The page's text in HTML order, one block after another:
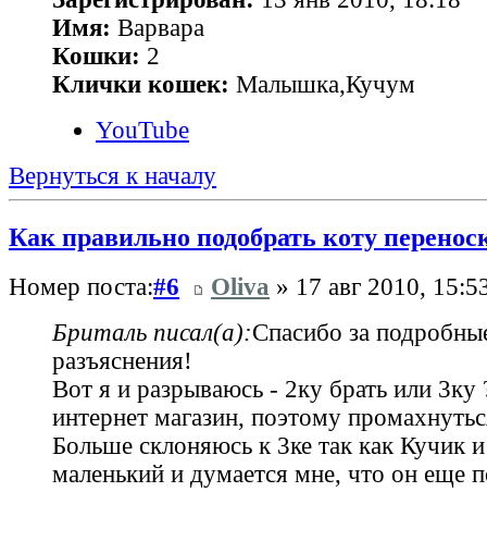
Имя: Варвара
Кошки: 2
Клички кошек: Малышка,Кучум
YouTube
Вернуться к началу
Как правильно подобрать коту
Номер поста:#6 Oliva » 17 авг 2010,
Бриталь писал(а):Спасибо за
разъяснения!
Вот я и разрываюсь - 2ку брать или 3ку
интернет магазин, поэтому
Больше склоняюсь к 3ке так как Кучик и
маленький и думается мне, что он еще